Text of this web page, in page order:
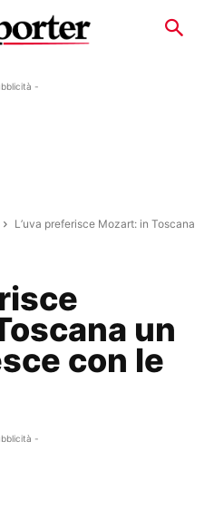
-
L’uva preferisce Mozart: in Toscana
un
con le
-